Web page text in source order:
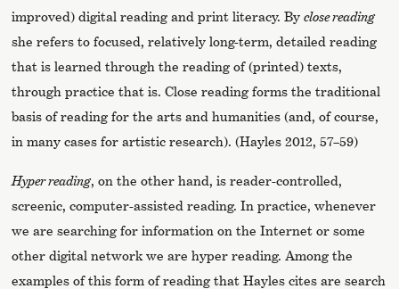
improved) digital reading and print literacy. Byclose reading
she refers to focused, relatively long-term, detailed reading
that is learned through the reading of (printed) texts,
through practice that is. Close reading forms the traditional
basis of reading for the arts and humanities (and, of course,
in many cases for artistic research). (Hayles 2012, 57–59)
Hyper reading, on the other hand, is reader-controlled,
screenic, computer-assisted reading. In practice, whenever
we are searching for information on the Internet or some
other digital network we are hyper reading. Among the
examples of this form of reading that Hayles cites are search